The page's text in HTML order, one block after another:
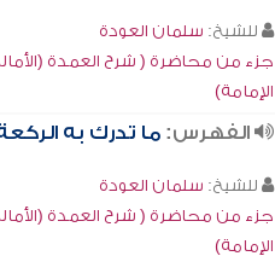
للشيخ: سلمان العودة
جزء من محاضرة ( شرح العمدة
الإمامة)
الفهرس: ما تدرك به
للشيخ: سلمان العودة
جزء من محاضرة ( شرح العمدة
الإمامة)